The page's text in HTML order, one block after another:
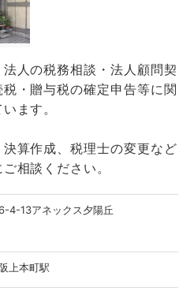
人の税務相談・法人顧問契
・贈与税の確定申告等に関
ます。
算作成、税理士の変更など
相談ください。
4-13アネックス夕陽丘
上本町駅